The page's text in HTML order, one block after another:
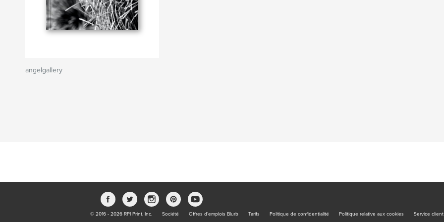
angelgallery
© 2016 - 2026 RPI Print, Inc. Société Offres d’emplois Blurb Tarifs Politique de confidentialité Politique relative aux cookies Service client